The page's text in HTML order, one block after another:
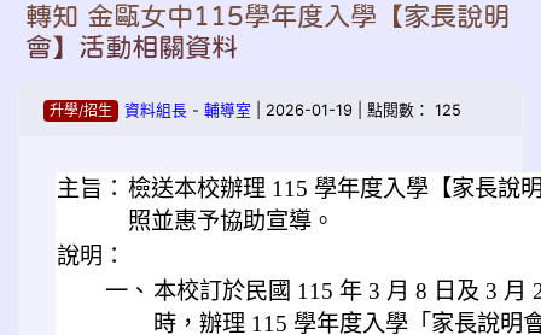
轉知 金甌女中115學年度入學【家長說明
會】活動相關資料
升學/招生 資料組長- 輔導室 | 2026-01-19 | 點閱數： 125
主旨： 檢送本校辦理 115 學年度入學【家長說
照並惠予協助宣導。
說明：
一、 本校訂於民國 115 年 3 月 8 日及 3 月
時，辦理 115 學年度入學「家長說明